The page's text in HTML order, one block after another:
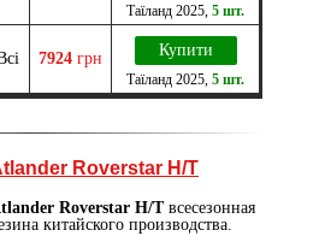
Таїланд 2025 5 шт.
7924 грн Купити
Таїланд 2025 5 шт.
Roverstar H/T
Roverstar H/Tвсесезонная
китайского производства.